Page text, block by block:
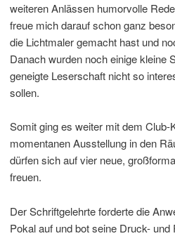
weiteren Anlässen humorvolle
freue mich darauf schon ganz
die Lichtmaler gemacht hast und
Danach wurden noch einige kleine
geneigte Leserschaft nicht so
sollen.
Somit ging es weiter mit dem
momentanen Ausstellung in den
dürfen sich auf vier neue,
freuen.
Der Schriftgelehrte forderte die
Pokal auf und bot seine Druck-